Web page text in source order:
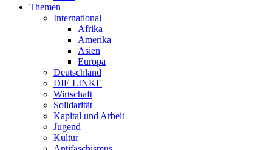
Themen
International
Afrika
Amerika
Asien
Europa
Deutschland
DIE LINKE
Wirtschaft
Solidarität
Kapital und Arbeit
Jugend
Kultur